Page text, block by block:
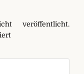
veröffentlicht.